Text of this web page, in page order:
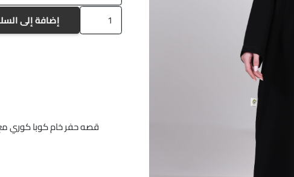
كمية
a-
إضافة إلى
قصه حفر خام كوبا كوري